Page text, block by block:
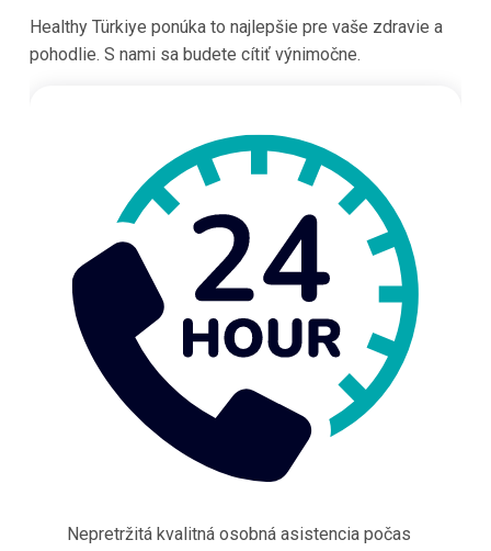
Healthy Türkiye ponúka to najlepšie pre vaše zdravie a
pohodlie. S nami sa budete cítiť výnimočne.
Nepretržitá kvalitná osobná asistencia počas